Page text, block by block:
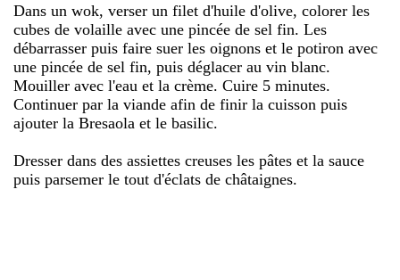
Dans un wok, verser un filet d'huile d'olive, colorer les
cubes de volaille avec une pincée de sel fin. Les
débarrasser puis faire suer les oignons et le potiron avec
une pincée de sel fin, puis déglacer au vin blanc.
Mouiller avec l'eau et la crème. Cuire 5 minutes.
Continuer par la viande afin de finir la cuisson puis
ajouter la Bresaola et le basilic.
Dresser dans des assiettes creuses les pâtes et la sauce
puis parsemer le tout d'éclats de châtaignes.